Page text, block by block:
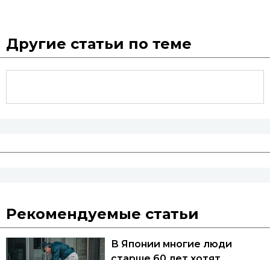
Другие статьи по теме
Рекомендуемые статьи
В Японии многие люди